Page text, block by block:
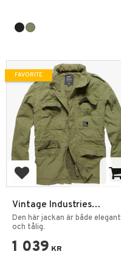
Add to favorites
Vintage Industries
Cranford Jacka
Den här jackan är både elegant
och tålig.
1 039 KR
FAVORITE